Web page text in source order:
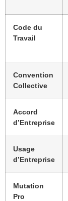
Code du
Travail
Convention
Collective
Accord
d’Entreprise
Usage
d’Entreprise
Mutation
Pro